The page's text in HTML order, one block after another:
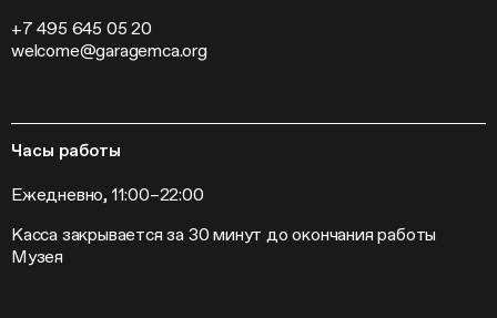
Слет институций современного искусства
+7 495 645 05 20
welcome@garagemca.org
Часы работы
Ежедневно, 11:00–22:00
Касса закрывается за 30 минут до окончания работы
Музея